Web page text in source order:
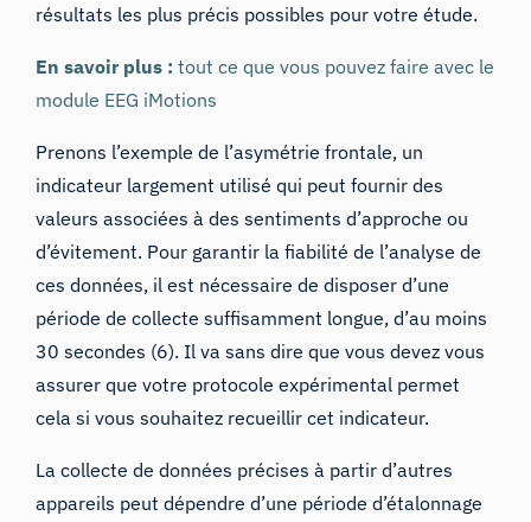
résultats les plus précis possibles pour votre étude.
En savoir plus : tout ce que vous pouvez faire avec le
module EEG iMotions
Prenons l’exemple de l’asymétrie frontale, un
indicateur largement utilisé qui peut fournir des
valeurs associées à des sentiments d’approche ou
d’évitement. Pour garantir la fiabilité de l’analyse de
ces données, il est nécessaire de disposer d’une
période de collecte suffisamment longue, d’au moins
30 secondes (6). Il va sans dire que vous devez vous
assurer que votre protocole expérimental permet
cela si vous souhaitez recueillir cet indicateur.
La collecte de données précises à partir d’autres
appareils peut dépendre d’une période d’étalonnage